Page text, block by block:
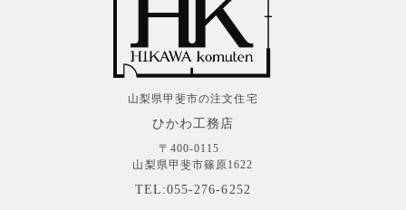
山梨県甲斐市の注文住宅
ひかわ工務店
〒400-0115
山梨県甲斐市篠原1622
TEL:055-276-6252